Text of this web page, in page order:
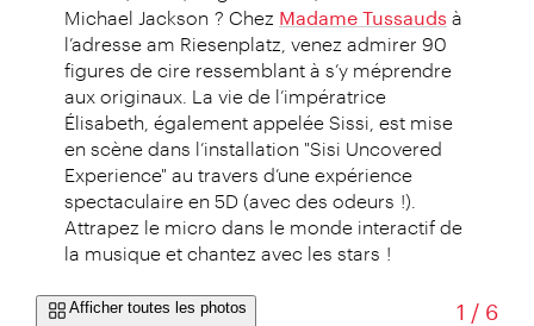
Michael Jackson ? Chez Madame Tussauds à
l’adresse am Riesenplatz, venez admirer 90
figures de cire ressemblant à s’y méprendre
aux originaux. La vie de l’impératrice
Élisabeth, également appelée Sissi, est mise
en scène dans l’installation "Sisi Uncovered
Experience" au travers d’une expérience
spectaculaire en 5D (avec des odeurs !).
Attrapez le micro dans le monde interactif de
la musique et chantez avec les stars !
Afficher toutes les photos 1 /sur
6